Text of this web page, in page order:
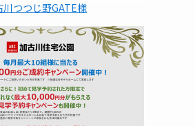
つつじ野GATE様